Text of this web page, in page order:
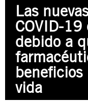
PREGUNTAS FRECUENTES
ÁREAS TEMÁTICAS
JUSTICIA INTERNACIONAL
EDUCACIÓN EN
PRENSA
SUSCRIBITE
PREGUNTAS FRECUENTES
Las
COVID-
debido a
vida